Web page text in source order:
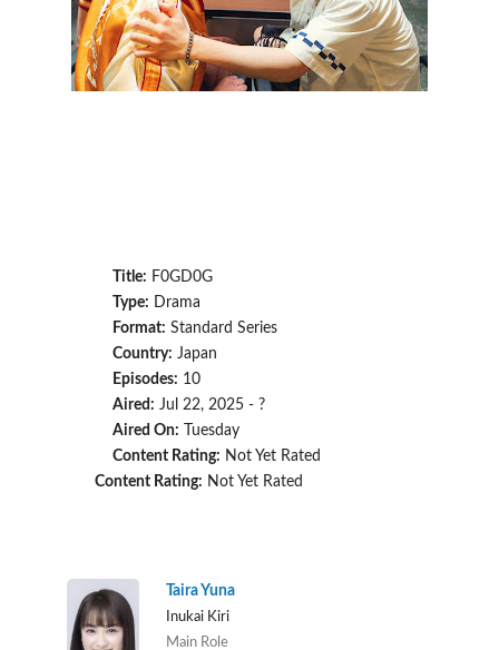
Title: F0GD0G
Type: Drama
Format: Standard Series
Country: Japan
Episodes: 10
Aired: Jul 22, 2025 - ?
Aired On: Tuesday
Content Rating: Not Yet Rated
Content Rating: Not Yet Rated
Taira Yuna
Inukai Kiri
Main Role